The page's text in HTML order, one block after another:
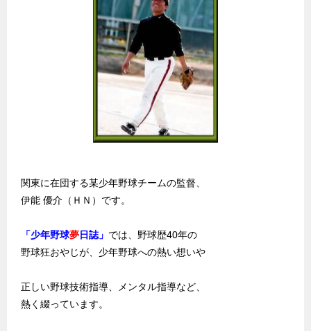
関東に在団する某少年野球チームの監督、
伊能 優介（ＨＮ）です。
「少年野球夢日誌」 では、野球歴40年の
野球狂おやじが、少年野球への熱い想いや
正しい野球技術指導、メンタル指導など、
熱く綴っています。